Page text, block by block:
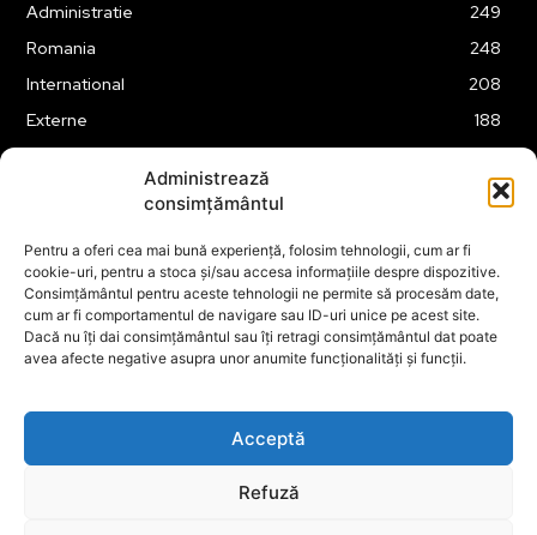
Administrează
consimțământul
Pentru a oferi cea mai bună experiență, folosim tehnologii, cum ar fi
cookie-uri, pentru a stoca și/sau accesa informațiile despre dispozitive.
Consimțământul pentru aceste tehnologii ne permite să procesăm date,
cum ar fi comportamentul de navigare sau ID-uri unice pe acest site.
Dacă nu îți dai consimțământul sau îți retragi consimțământul dat poate
avea afecte negative asupra unor anumite funcționalități și funcții.
Acceptă
Refuză
Administratie
249
Romania
248
International
208
Externe
188
174
Financiar
160
ABUZURI
158
Social
157
Cultura
149